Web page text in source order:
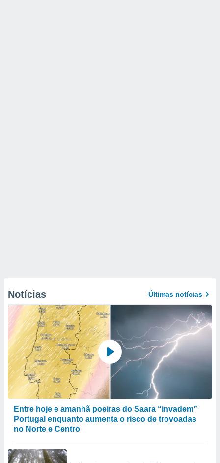
Notícias Últimas notícias
Entre hoje e amanhã poeiras do Saara “invadem”
Portugal enquanto aumenta o risco de trovoadas
no Norte e Centro